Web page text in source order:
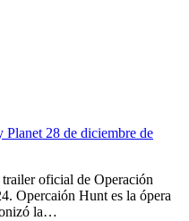
Planet28 de diciembre de
Opercaión Hunt es la ópera
la…